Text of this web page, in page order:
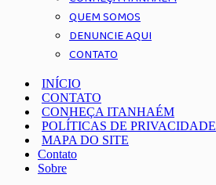
QUEM SOMOS
DENUNCIE AQUI
CONTATO
INÍCIO
CONTATO
CONHEÇA ITANHAÉM
POLÍTICAS DE PRIVACIDADE
MAPA DO SITE
Contato
Sobre